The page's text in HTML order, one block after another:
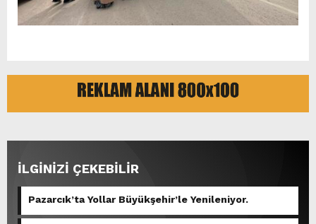
İLGİNİZİ ÇEKEBİLİR
Pazarcık’ta Yollar Büyükşehir’le Yenileniyor.